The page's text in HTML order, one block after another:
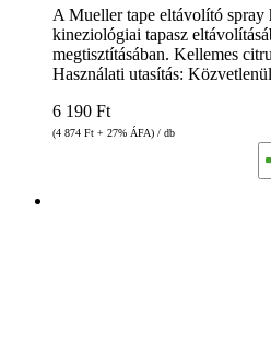
A Mueller tape eltávolító spray
kineziológiai tapasz
megtisztításában. Kellemes
Használati utasítás:
6 190 Ft
(4 874 Ft + 27% ÁFA) / db